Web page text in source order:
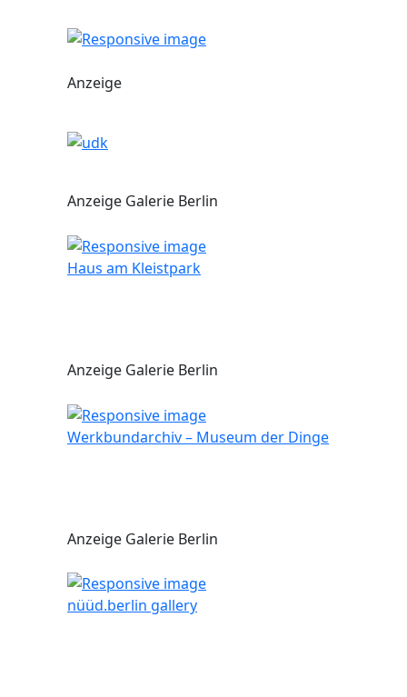
Anzeige
Anzeige Galerie Berlin
Haus am Kleistpark
Anzeige Galerie Berlin
Werkbundarchiv – Museum der Dinge
Anzeige Galerie Berlin
nüüd.berlin gallery